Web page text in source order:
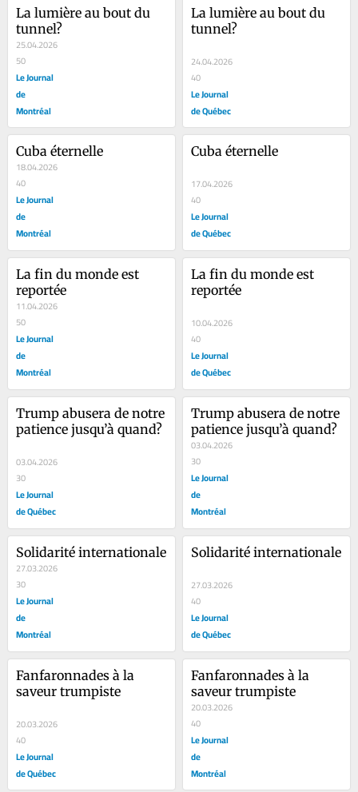
La lumière au bout du
tunnel?
25.04.2026
50
Le Journal
de
Montréal
La lumière au bout du
tunnel?
24.04.2026
40
Le Journal
de Québec
Cuba éternelle
18.04.2026
40
Le Journal
de
Montréal
Cuba éternelle
17.04.2026
40
Le Journal
de Québec
La fin du monde est
reportée
11.04.2026
50
Le Journal
de
Montréal
La fin du monde est
reportée
10.04.2026
40
Le Journal
de Québec
Trump abusera de notre
patience jusqu’à quand?
03.04.2026
30
Le Journal
de Québec
Trump abusera de notre
patience jusqu’à quand?
03.04.2026
30
Le Journal
de
Montréal
Solidarité internationale
27.03.2026
30
Le Journal
de
Montréal
Solidarité internationale
27.03.2026
40
Le Journal
de Québec
Fanfaronnades à la
saveur trumpiste
20.03.2026
40
Le Journal
de Québec
Fanfaronnades à la
saveur trumpiste
20.03.2026
40
Le Journal
de
Montréal